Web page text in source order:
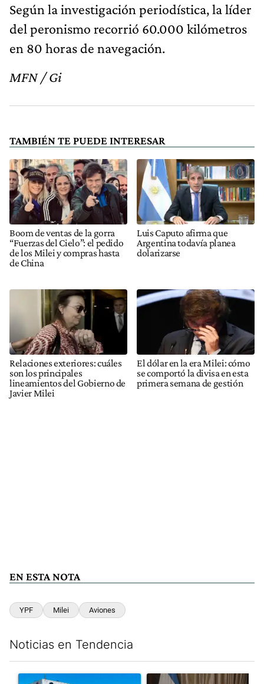
Según la investigación periodística, la líder
del peronismo recorrió 60.000 kilómetros
en 80 horas de navegación.
MFN / Gi
TAMBIÉN TE PUEDE INTERESAR
Boom de ventas de la gorra
“Fuerzas del Cielo”: el pedido
de los Milei y compras hasta
de China
Luis Caputo afirma que
Argentina todavía planea
dolarizarse
Relaciones exteriores: cuáles
son los principales
lineamientos del Gobierno de
Javier Milei
El dólar en la era Milei: cómo
se comportó la divisa en esta
primera semana de gestión
EN ESTA NOTA
YPF Milei Aviones
Noticias en Tendencia
Un artículo de tendencia con el título "Récord histórico de
Un artículo de tendencia